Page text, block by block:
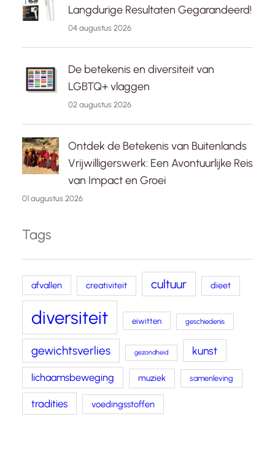
Langdurige Resultaten Gegarandeerd!
04 augustus 2026
De betekenis en diversiteit van
LGBTQ+ vlaggen
02 augustus 2026
Ontdek de Betekenis van Buitenlands
Vrijwilligerswerk: Een Avontuurlijke Reis
van Impact en Groei
01 augustus 2026
Tags
afvallen creativiteit cultuur dieet
diversiteit eiwitten geschiedenis
gewichtsverlies gezondheid kunst
lichaamsbeweging muziek samenleving
tradities voedingsstoffen